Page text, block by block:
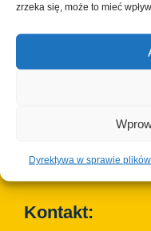
zrzeka się, może to mieć
Dyrektywa w sprawie
i wszystkie
Kontakt: